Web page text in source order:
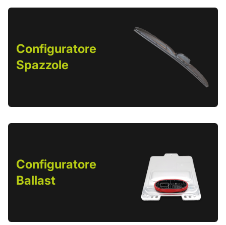
Configuratore
Spazzole
Configuratore
Ballast